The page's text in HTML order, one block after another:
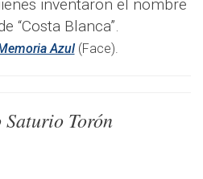
inventaron el nombre
“Costa Blanca”.
Azul(Face).
Torón